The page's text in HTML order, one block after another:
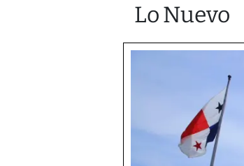
Lo Nuevo